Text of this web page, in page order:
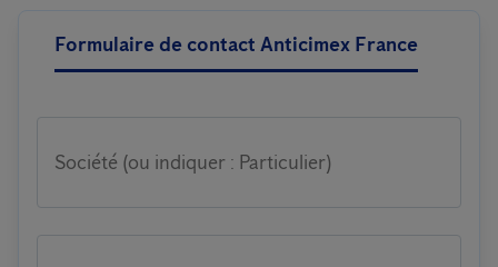
Formulaire de contact Anticimex France
Société (ou indiquer : Particulier)